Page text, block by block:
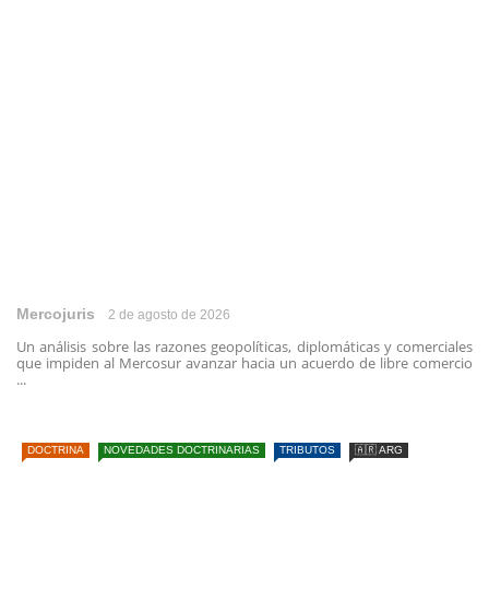
Mercojuris 2 de agosto de 2026
Un análisis sobre las razones geopolíticas, diplomáticas y comerciales
que impiden al Mercosur avanzar hacia un acuerdo de libre comercio
...
DOCTRINA NOVEDADES DOCTRINARIAS TRIBUTOS 🇦🇷 ARG